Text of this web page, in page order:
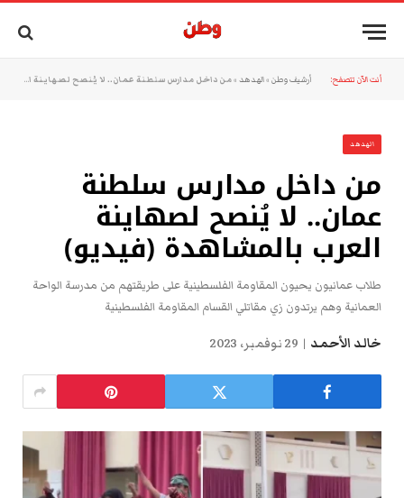
أنت الآن تتصفح: أرشيف وطن »الهدهد »من داخل مدارس سلطنة عمان.. لا يُنصح لصهاينة العرب بالمشاهدة (فيديو)
الهدهد
من داخل مدارس سلطنة
عمان.. لا يُنصح لصهاينة
العرب بالمشاهدة (فيديو)
طلاب عمانيون يحيون المقاومة الفلسطينية على طريقتهم من مدرسة الواحة
العمانية وهم يرتدون زي مقاتلي القسام المقاومة الفلسطينية
خالد الأحمد 29 نوفمبر، 2023